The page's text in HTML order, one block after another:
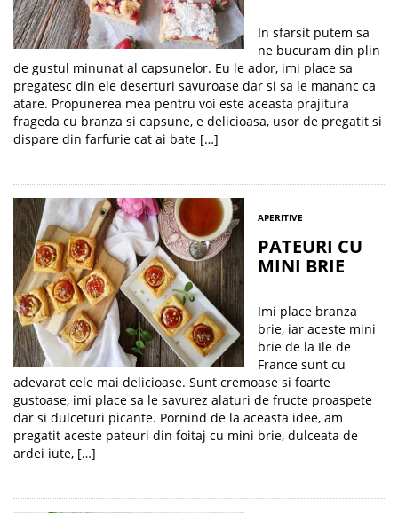
In sfarsit putem sa
ne bucuram din plin
de gustul minunat al capsunelor. Eu le ador, imi place sa
pregatesc din ele deserturi savuroase dar si sa le mananc ca
atare. Propunerea mea pentru voi este aceasta prajitura
frageda cu branza si capsune, e delicioasa, usor de pregatit si
dispare din farfurie cat ai bate […]
APERITIVE
PATEURI CU
MINI BRIE
Imi place branza
brie, iar aceste mini
brie de la Ile de
France sunt cu
adevarat cele mai delicioase. Sunt cremoase si foarte
gustoase, imi place sa le savurez alaturi de fructe proaspete
dar si dulceturi picante. Pornind de la aceasta idee, am
pregatit aceste pateuri din foitaj cu mini brie, dulceata de
ardei iute, […]